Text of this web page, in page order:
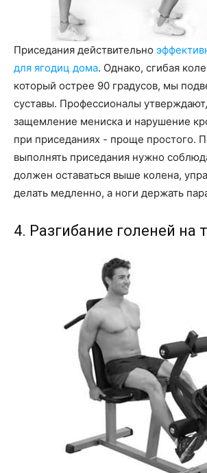
Приседания действительно
для ягодиц дома. Однако, сгибая
который острее 90 градусов, мы
суставы. Профессионалы
защемление мениска и нарушение
при приседаниях - проще простого.
выполнять приседания нужно
должен оставаться выше колена,
делать медленно, а ноги держать
4. Разгибание голеней на